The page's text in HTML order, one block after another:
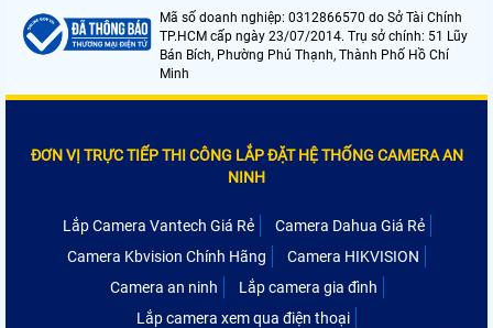
Mã số doanh nghiệp: 0312866570 do Sở Tài Chính
TP.HCM cấp ngày 23/07/2014. Trụ sở chính: 51 Lũy
Bán Bích, Phường Phú Thạnh, Thành Phố Hồ Chí
Minh
ĐƠN VỊ TRỰC TIẾP THI CÔNG LẮP ĐẶT HỆ THỐNG CAMERA AN
NINH
Lắp Camera Vantech Giá Rẻ
Camera Dahua Giá Rẻ
Camera Kbvision Chính Hãng
Camera HIKVISION
Camera an ninh
Lắp camera gia đình
Lắp camera xem qua điện thoại